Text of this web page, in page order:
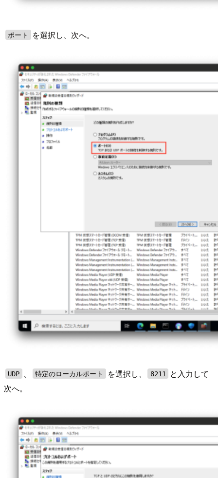
ポート を選択し、次へ。
UDP 、 特定のローカルポート を選択し、 8211
と入力して
次へ。